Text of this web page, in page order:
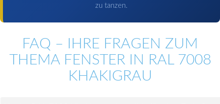
zu tanzen.
FAQ – IHRE FRAGEN ZUM
THEMA FENSTER IN RAL 7008
KHAKIGRAU